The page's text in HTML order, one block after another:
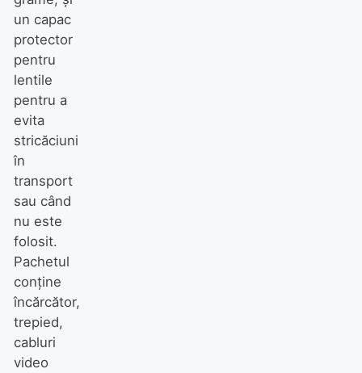
un capac
protector
pentru
lentile
pentru a
evita
stricăciuni
în
transport
sau când
nu este
folosit.
Pachetul
conţine
încărcător,
trepied,
cabluri
video